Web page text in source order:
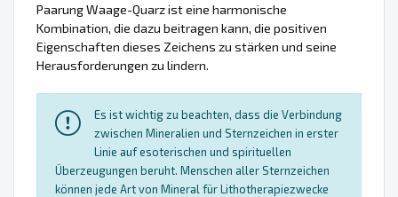
Paarung Waage-Quarz ist eine harmonische
Kombination, die dazu beitragen kann, die positiven
Eigenschaften dieses Zeichens zu stärken und seine
Herausforderungen zu lindern.
Es ist wichtig zu beachten, dass die Verbindung
zwischen Mineralien und Sternzeichen in erster
Linie auf esoterischen und spirituellen
Überzeugungen beruht. Menschen aller Sternzeichen
können jede Art von Mineral für Lithotherapiezwecke